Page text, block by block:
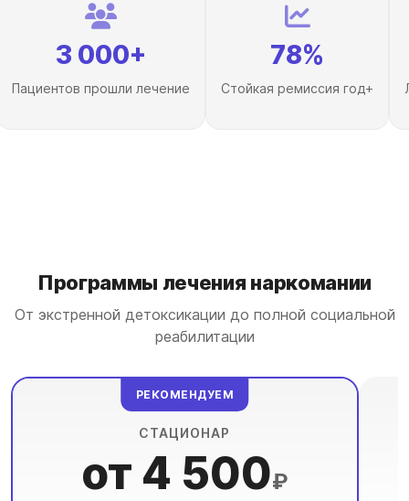
3 000+
Пациентов прошли лечение
78%
Стойкая ремиссия год+
Программы лечения наркомании
От экстренной детоксикации до полной социальной
реабилитации
РЕКОМЕНДУЕМ
СТАЦИОНАР
от 4 500₽